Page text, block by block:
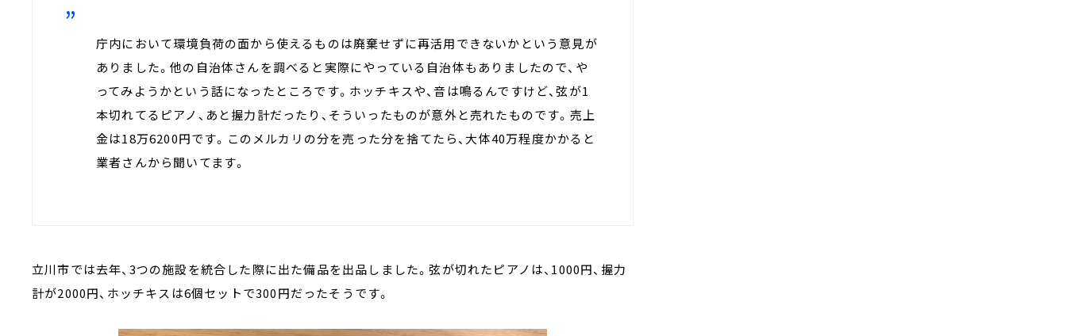
庁内において環境負荷の面から使えるものは廃棄せずに再活用できないかという意見が
ありました。他の自治体さんを調べると実際にやっている自治体もありましたので、や
ってみようかという話になったところです。ホッチキスや、音は鳴るんですけど、弦が1
本切れてるピアノ、あと握力計だったり、そういったものが意外と売れたものです。売上
金は18万6200円です。このメルカリの分を売った分を捨てたら、大体40万程度かかると
業者さんから聞いてます。
立川市では去年、3つの施設を統合した際に出た備品を出品しました。弦が切れたピアノは、1000円、握力
計が2000円、ホッチキスは6個セットで300円だったそうです。